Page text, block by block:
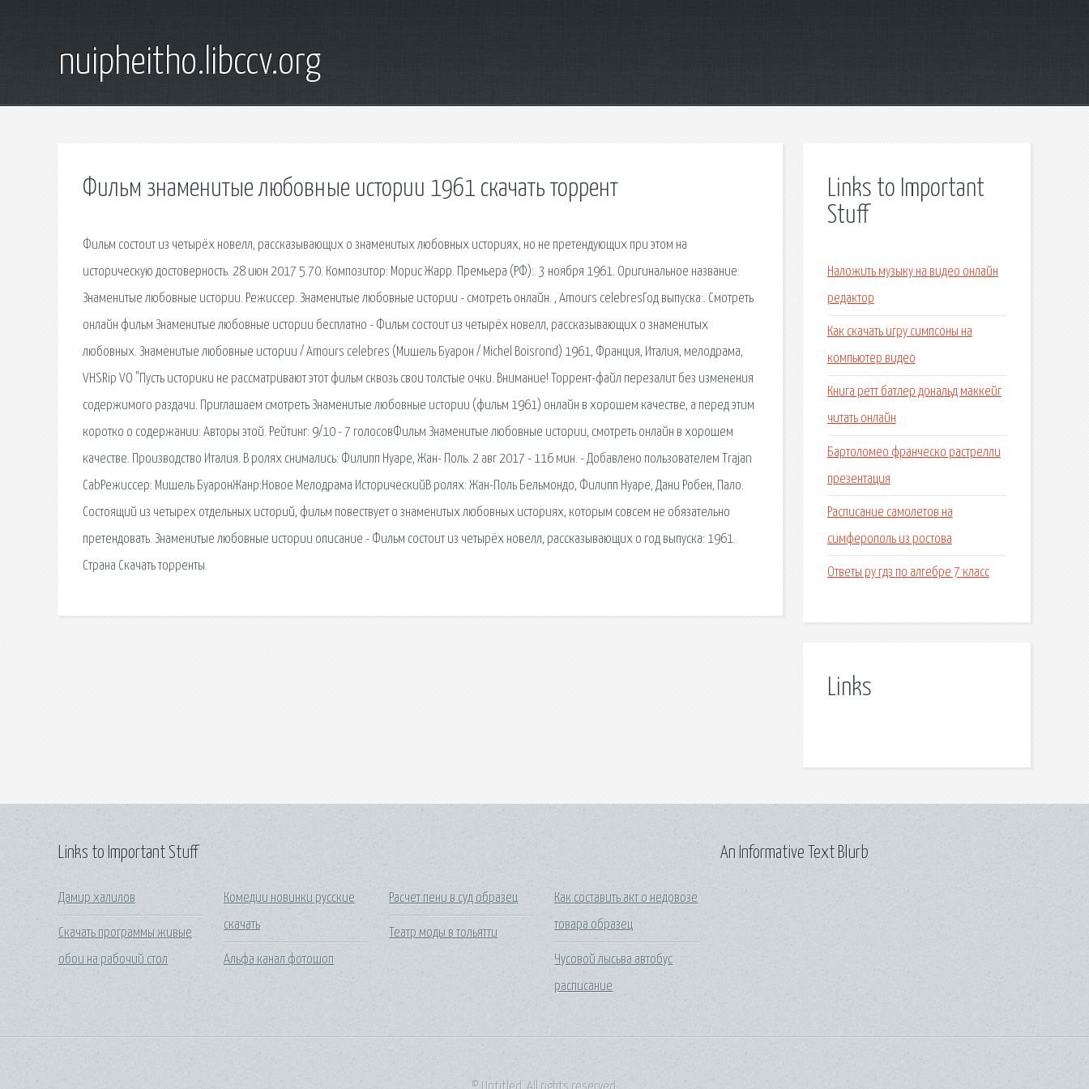
nuipheitho.libccv.org
Фильм знаменитые любовные истории 1961 скачать торрент
Фильм состоит из четырёх новелл, рассказывающих о знаменитых любовных историях, но не претендующих при этом на
историческую достоверность. 28 июн 2017 5.70. Композитор: Морис Жарр. Премьера (РФ):. 3 ноября 1961. Оригинальное название:
Знаменитые любовные истории. Режиссер. Знаменитые любовные истории - смотреть онлайн. , Amours celebresГод выпуска:. Смотреть
онлайн фильм Знаменитые любовные истории бесплатно - Фильм состоит из четырёх новелл, рассказывающих о знаменитых
любовных. Знаменитые любовные истории / Amours celebres (Мишель Буарон / Michel Boisrond) 1961, Франция, Италия, мелодрама,
VHSRip VO "Пусть историки не рассматривают этот фильм сквозь свои толстые очки. Внимание! Торрент-файл перезалит без изменения
содержимого раздачи. Приглашаем смотреть Знаменитые любовные истории (фильм 1961) онлайн в хорошем качестве, а перед этим
коротко о содержании: Авторы этой. Рейтинг: 9/10 - 7 голосовФильм Знаменитые любовные истории, смотреть онлайн в хорошем
качестве. Производство Италия. В ролях снимались: Филипп Нуаре, Жан- Поль. 2 авг 2017 - 116 мин. - Добавлено пользователем Trajan
CabРежиссер: Мишель БуаронЖанр:Новое Мелодрама ИсторическийВ ролях: Жан-Поль Бельмондо, Филипп Нуаре, Дани Робен, Пало.
Состоящий из четырех отдельных историй, фильм повествует о знаменитых любовных историях, которым совсем не обязательно
претендовать. Знаменитые любовные истории описание - Фильм состоит из четырёх новелл, рассказывающих о год выпуска: 1961.
Страна Скачать торренты.
Links to Important
Stuff
Наложить музыку на видео онлайн
редактор
Как скачать игру симпсоны на
компьютер видео
Книга ретт батлер дональд маккейг
читать онлайн
Бартоломео франческо растрелли
презентация
Расписание самолетов на
симферополь из ростова
Ответы ру гдз по алгебре 7 класс
Links
Links to Important Stuff
Дамир халилов
Скачать программы живые
обои на рабочий стол
Комедии новинки русские
скачать
Альфа канал фотошоп
Расчет пени в суд образец
Театр моды в тольятти
Как составить акт о недовозе
товара образец
Чусовой лысьва автобус
расписание
An Informative Text Blurb